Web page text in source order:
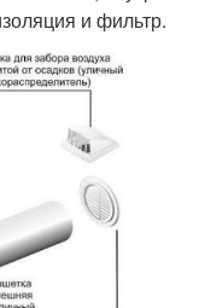
и фильтр.